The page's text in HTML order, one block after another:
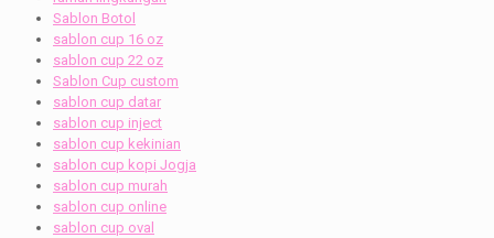
Sablon Botol
sablon cup 16 oz
sablon cup 22 oz
Sablon Cup custom
sablon cup datar
sablon cup inject
sablon cup kekinian
sablon cup kopi Jogja
sablon cup murah
sablon cup online
sablon cup oval